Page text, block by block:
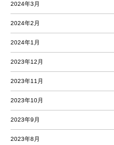
2024年3月
2024年2月
2024年1月
2023年12月
2023年11月
2023年10月
2023年9月
2023年8月